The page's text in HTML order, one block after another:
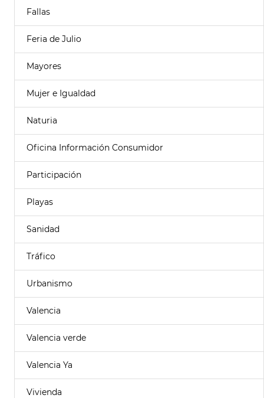
Fallas
Feria de Julio
Mayores
Mujer e Igualdad
Naturia
Oficina Información Consumidor
Participación
Playas
Sanidad
Tráfico
Urbanismo
Valencia
Valencia verde
Valencia Ya
Vivienda